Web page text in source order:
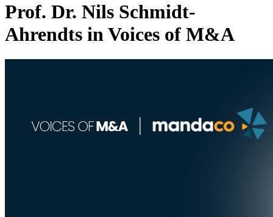
Prof. Dr. Nils Schmidt-
Ahrendts in Voices of M&A